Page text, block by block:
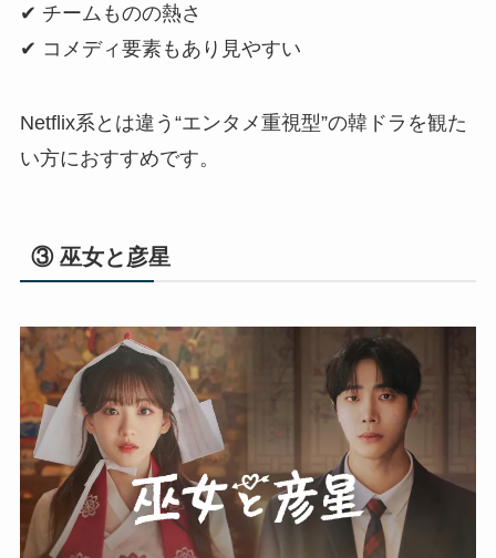
✔ チームものの熱さ
✔ コメディ要素もあり見やすい
Netflix系とは違う“エンタメ重視型”の韓ドラを観た
い方におすすめです。
③ 巫女と彦星